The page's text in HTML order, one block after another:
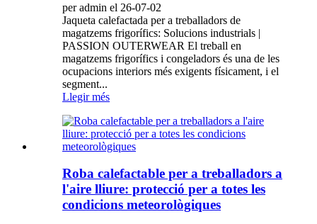
per admin el 26-07-02
Jaqueta calefactada per a treballadors de
magatzems frigorífics: Solucions industrials |
PASSION OUTERWEAR El treball en
magatzems frigorífics i congeladors és una de les
ocupacions interiors més exigents físicament, i el
segment...
Llegir més
Roba calefactable per a treballadors a
l'aire lliure: protecció per a totes les
condicions meteorològiques